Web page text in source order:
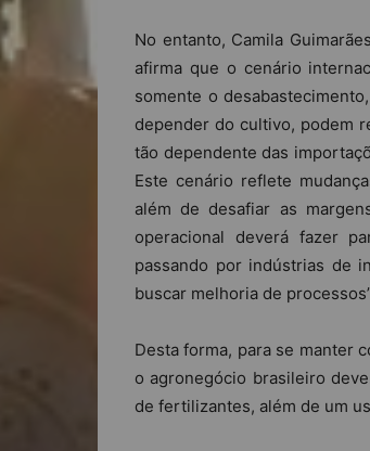
No entanto, Camila
afirma que o cenário
somente o
depender do cultivo, podem
tão dependente das
Este cenário reflete
além de desafiar as
operacional deverá fazer
passando por indústrias de
buscar melhoria de
Desta forma, para se manter
o agronegócio brasileiro
de fertilizantes, além de um